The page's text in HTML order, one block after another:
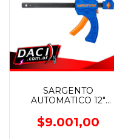
SARGENTO
AUTOMATICO 12"
$9.001,00